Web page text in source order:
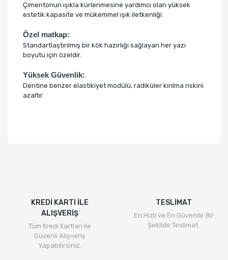
Çimentonun ışıkla kürlenmesine yardımcı olan yüksek
estetik kapasite ve mükemmel ışık iletkenliği.
Özel matkap:
Standartlaştırılmış bir kök hazırlığı sağlayan her yazı
boyutu için özeldir.
Yüksek Güvenlik:
Dentine benzer elastikiyet modülü, radiküler kırılma riskini
azaltır.
KREDİ KARTI İLE
ALIŞVERİŞ
Tüm Kredi Kartları ile
Güvenli Alışveriş
Yapabilirsiniz.
TESLİMAT
En Hızlı ve En Güvenilir Bir
Şekilde Teslimat.